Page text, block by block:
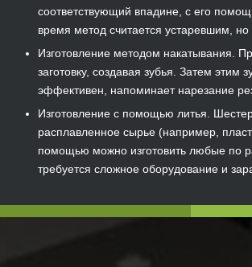
соответствующий впадине, с его
время метод считается устаревшим, но
Изготовление методом накатывания.
заготовку, создавая зубья. Затем
эффективен, напоминает нарезание
Изготовление с помощью литья.
расплавленное сырье (например,
помощью можно изготовить любые по
требуется сложное оборудование и